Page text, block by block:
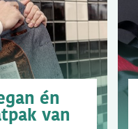
én
van